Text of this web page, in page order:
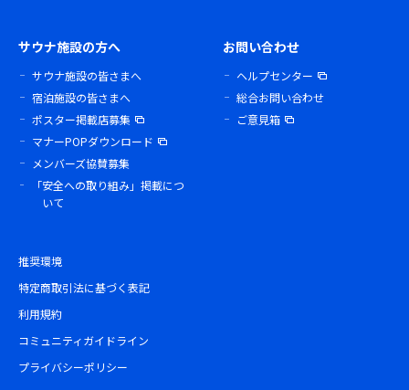
サウナ施設の方へ
サウナ施設の皆さまへ
宿泊施設の皆さまへ
ポスター掲載店募集
マナーPOPダウンロード
メンバーズ協賛募集
「安全への取り組み」掲載につ
いて
お問い合わせ
ヘルプセンター
総合お問い合わせ
ご意見箱
推奨環境
特定商取引法に基づく表記
利用規約
コミュニティガイドライン
プライバシーポリシー